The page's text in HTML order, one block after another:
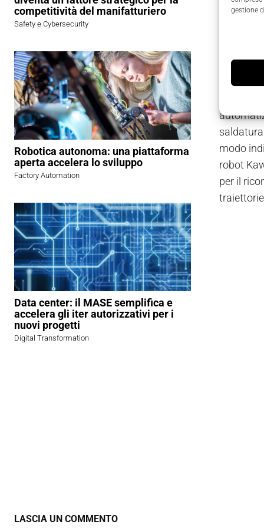
gestione
competitività del manifatturiero
Safety e Cybersecurity
Robotica autonoma: una piattaforma
aperta accelera lo sviluppo
Factory Automation
Data center: il MASE semplifica e
accelera gli iter autorizzativi per i
nuovi progetti
Digital Transformation
la
ulteriori
I
modo
robot
per il
LASCIA UN COMMENTO